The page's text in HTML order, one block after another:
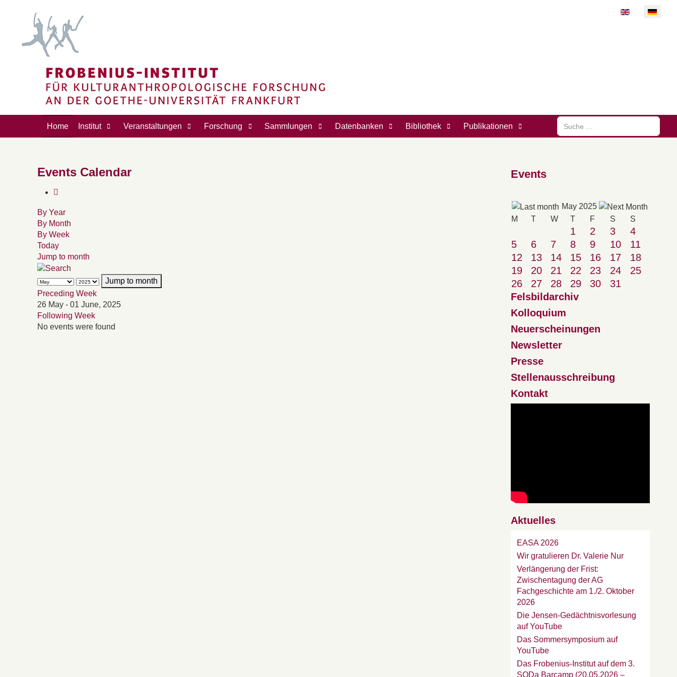
Sprache
Home Institut Veranstaltungen Forschung Sammlungen Datenbanken Bibliothek Publikationen
Suchen
Events Calendar
By Year
By Month
By Week
Today
Jump to month
Jump to month
Preceding Week
26 May - 01 June, 2025
Following Week
No events were found
Events
May 2025
M T W T F S S
1 2 3
4
5
6 7 8 9 10
11
12
13 14 15 16 17
18
19
20 21 22 23 24
25
26
27 28 29 30
31
Felsbildarchiv
Kolloquium
Neuerscheinungen
Newsletter
Presse
Stellenausschreibung
Kontakt
Aktuelles
EASA 2026
Wir gratulieren Dr. Valerie Nur
Verlängerung der Frist:
Zwischentagung der AG
Fachgeschichte am 1./2. Oktober
2026
Die Jensen-Gedächtnisvorlesung
auf YouTube
Das Sommersymposium auf
YouTube
Das Frobenius-Institut auf dem 3.
SODa Barcamp (20.05.2026 –